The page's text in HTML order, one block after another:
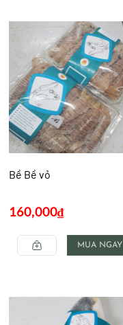
Bề Bề vỏ
160,000₫
MUA NGAY